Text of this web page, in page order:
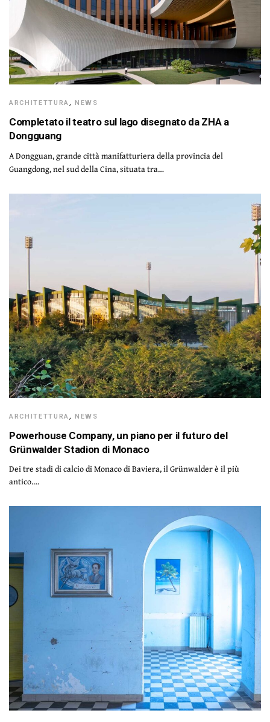
ARCHITETTURA, NEWS
Completato il teatro sul lago disegnato da ZHA a
Dongguang
A Dongguan, grande città manifatturiera della provincia del
Guangdong, nel sud della Cina, situata tra…
ARCHITETTURA, NEWS
Powerhouse Company, un piano per il futuro del
Grünwalder Stadion di Monaco
Dei tre stadi di calcio di Monaco di Baviera, il Grünwalder è il più
antico.…